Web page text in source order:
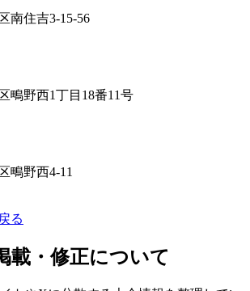
南住吉3-15-56
鴫野西1丁目18番11号
鴫野西4-11
る
載・修正について